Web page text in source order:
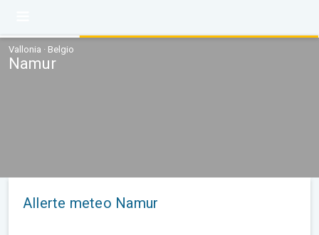
Vallonia · Belgio
Namur
Allerte meteo Namur